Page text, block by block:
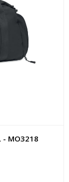
- MO3218